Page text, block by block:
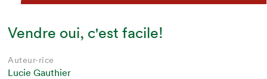
Vendre oui, c'est facile!
Auteur·rice
Lucie Gauthier